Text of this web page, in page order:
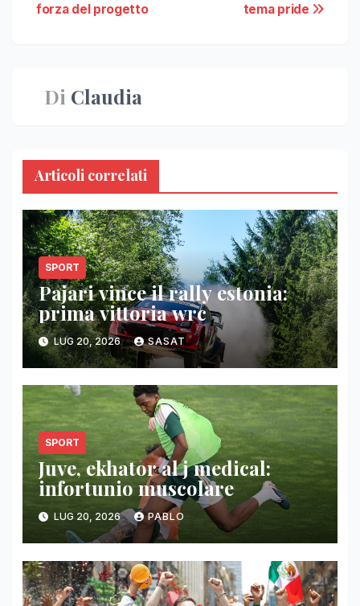
articoli
tema pride
forza del progetto
Di Claudia
Articoli correlati
SPORT
Pajari vince il rally estonia:
prima vittoria wrc
LUG 20, 2026 SASAT
SPORT
Juve, ekhator al j medical:
infortunio muscolare
LUG 20, 2026 PABLO